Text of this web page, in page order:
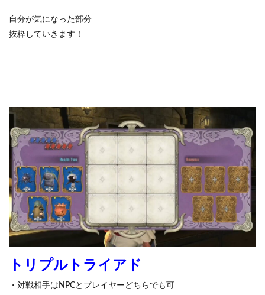
自分が気になった部分
抜粋していきます！
トリプルトライアド
・対戦相手はNPCとプレイヤーどちらでも可